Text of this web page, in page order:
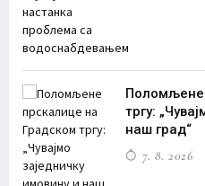
Поломљене
тргу:
наш град“
7. 8. 2026